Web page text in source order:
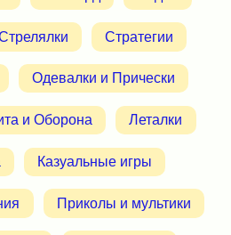
Стратегии
Одевалки и Прически
и Оборона Леталки
Казуальные игры
Приколы и мультики